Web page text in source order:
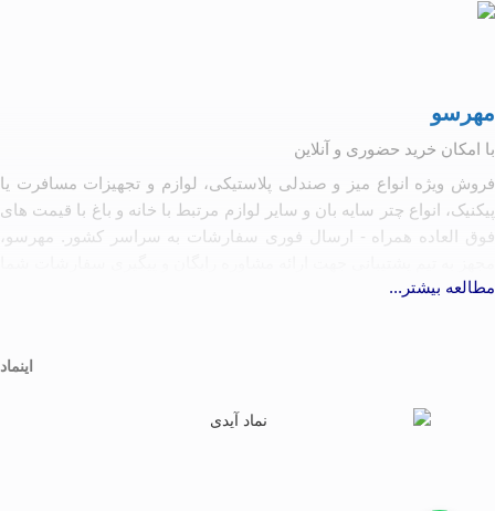
مهرسو
با امکان خرید حضوری و آنلاین
فروش ویژه انواع میز و صندلی پلاستیکی، لوازم و تجهیزات مسافرت یا
پیکنیک، انواع چتر سایه بان و سایر لوازم مرتبط با خانه و باغ با قیمت های
فوق العاده همراه - ارسال فوری سفارشات به سراسر کشور. مهرسو،
آماده همکاری با تولیدکنندگان و کارخانه جات مرتبط به شرط رعایت
مطالعه بیشتر...
اینماد